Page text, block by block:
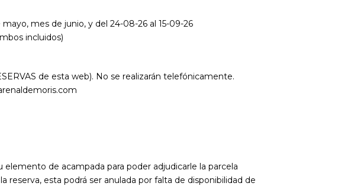
mes de junio, y del 24-08-26 al 15-09-26
incluidos)
de esta web). No se realizarán telefónicamente.
de acampada para poder adjudicarle la parcela
reserva, esta podrá ser anulada por falta de disponibilidad de